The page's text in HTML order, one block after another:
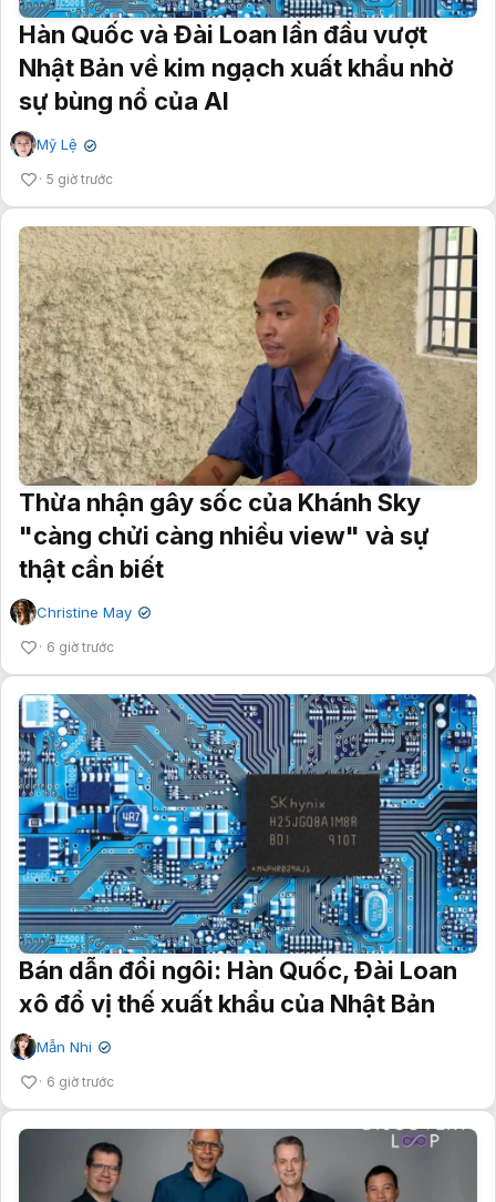
Hàn Quốc và Đài Loan lần đầu vượt
Nhật Bản về kim ngạch xuất khẩu nhờ
sự bùng nổ của AI
Mỹ Lệ ✔
5 giờ trước
Thừa nhận gây sốc của Khánh Sky
"càng chửi càng nhiều view" và sự
thật cần biết
Christine May ✔
6 giờ trước
Bán dẫn đổi ngôi: Hàn Quốc, Đài Loan
xô đổ vị thế xuất khẩu của Nhật Bản
Mẫn Nhi ✔
6 giờ trước